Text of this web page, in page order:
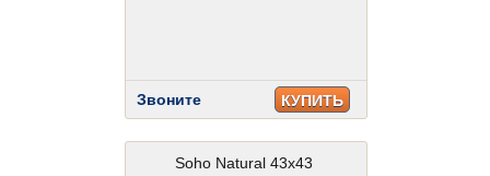
Звоните КУПИТЬ
Soho Natural 43x43